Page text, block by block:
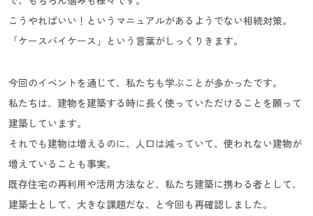
こうやればいい！というマニュアルがあるようでない相続対策。
「ケースバイケース」という言葉がしっくりきます。
今回のイベントを通じて、私たちも学ぶことが多かったです。
私たちは、建物を建築する時に長く使っていただけることを願って
建築しています。
それでも建物は増えるのに、人口は減っていて、使われない建物が
増えていることも事実。
既存住宅の再利用や活用方法など、私たち建築に携わる者として、
建築士として、大きな課題だな、と今回も再確認しました。